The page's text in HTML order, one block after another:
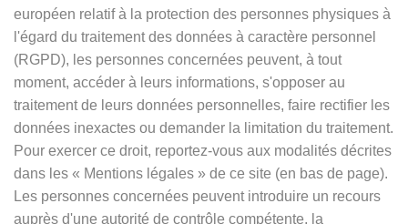
européen relatif à la protection des personnes physiques à
l'égard du traitement des données à caractère personnel
(RGPD), les personnes concernées peuvent, à tout
moment, accéder à leurs informations, s'opposer au
traitement de leurs données personnelles, faire rectifier les
données inexactes ou demander la limitation du traitement.
Pour exercer ce droit, reportez-vous aux modalités décrites
dans les « Mentions légales » de ce site (en bas de page).
Les personnes concernées peuvent introduire un recours
auprès d'une autorité de contrôle compétente, la